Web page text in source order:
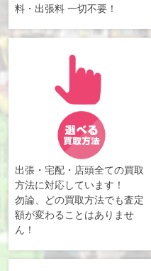
料・出張料 一切不要！
出張・宅配・店頭全ての買取
方法に対応しています！
勿論、どの買取方法でも査定
額が変わることはありませ
ん！